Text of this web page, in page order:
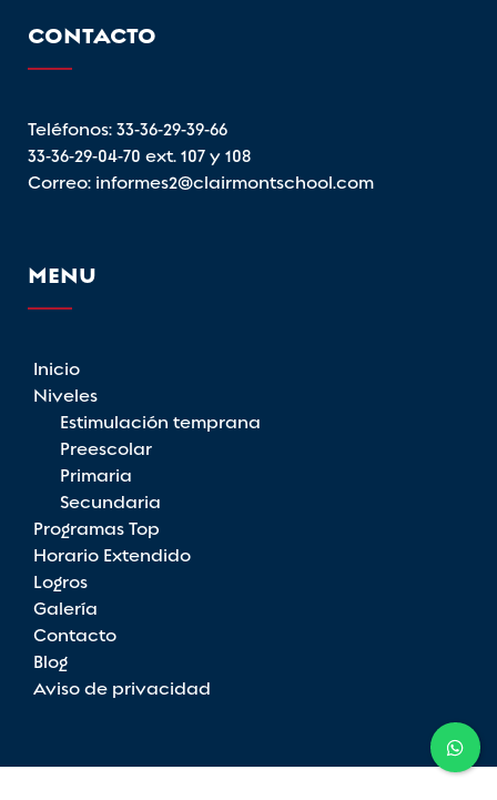
CONTACTO
Teléfonos: 33-36-29-39-66
33-36-29-04-70 ext. 107 y 108
Correo: informes2@clairmontschool.com
MENU
Inicio
Niveles
Estimulación temprana
Preescolar
Primaria
Secundaria
Programas Top
Horario Extendido
Logros
Galería
Contacto
Blog
Aviso de privacidad